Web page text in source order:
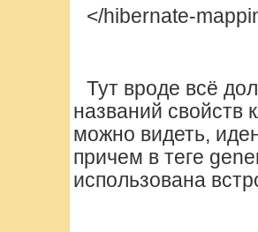
</hibernate-
Тут вроде всё
названий свойств
можно видеть,
причем в теге
использована